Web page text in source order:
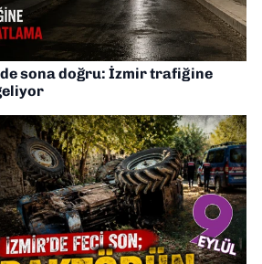
sona doğru: İzmir trafiğine